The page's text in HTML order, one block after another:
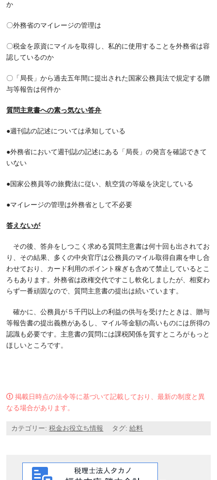
か
〇外務省のマイレージの管理は
〇税金を原資にマイルを取得し、私的に使用することを外務省は容
認しているのか
〇「局長」から過去五年間に提出された国家公務員法で規定する贈
与等報告は何件か
質問主意書への素っ気ない答弁
●週刊誌の記述については承知している
●外務省において週刊誌の記述にある「局長」の発言を確認できて
いない
●国家公務員等の旅費法に従い、航空賃の等級を決定している
●マイレージの管理は外務省として不必要
答えないが
その後、答弁をしつこく求める質問主意書は何十回も出されてお
り、その結果、多くの中央官庁は公務員のマイル取得自粛を申し合
わせており、カード利用のポイント稼ぎも含めて禁止しているとこ
ろもあります。外務省は政権交代ですこし軟化しましたが、相変わ
らず一番頑固なので、質問主意書の提出は続いています。
確かに、公務員が５千円以上の利益の供与を受けたときは、贈与
等報告書の提出義務があるし、マイル等金額の高いものには所得の
認識も必要です。主意書の質問には課税関係を質すところがもっと
ほしいところです。
掲載日時点の法令等に基づいて記載しており、最新の制度と異
なる場合があります。
カテゴリー:税金お役立ち情報 タグ:給料